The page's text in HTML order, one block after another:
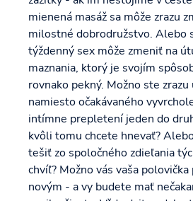
mienená masáž sa môže zrazu
milostné dobrodružstvo. Alebo
týždenný sex môže zmeniť na
maznania, ktorý je svojím
rovnako pekný. Možno ste zrazu
namiesto očakávaného
intímne prepletení jeden do
kvôli tomu chcete hnevať?
tešiť zo spoločného zdieľania
chvíľ? Možno vás vaša
novým - a vy budete mať